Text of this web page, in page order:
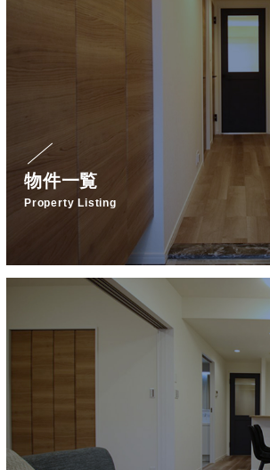
物件一覧
Property Listing